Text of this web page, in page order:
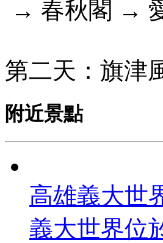
→ 春秋閣 →
第二天：旗津
附近景點
高雄義大世
義大世界位